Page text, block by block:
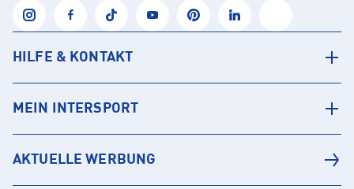
HILFE & KONTAKT
MEIN INTERSPORT
AKTUELLE WERBUNG